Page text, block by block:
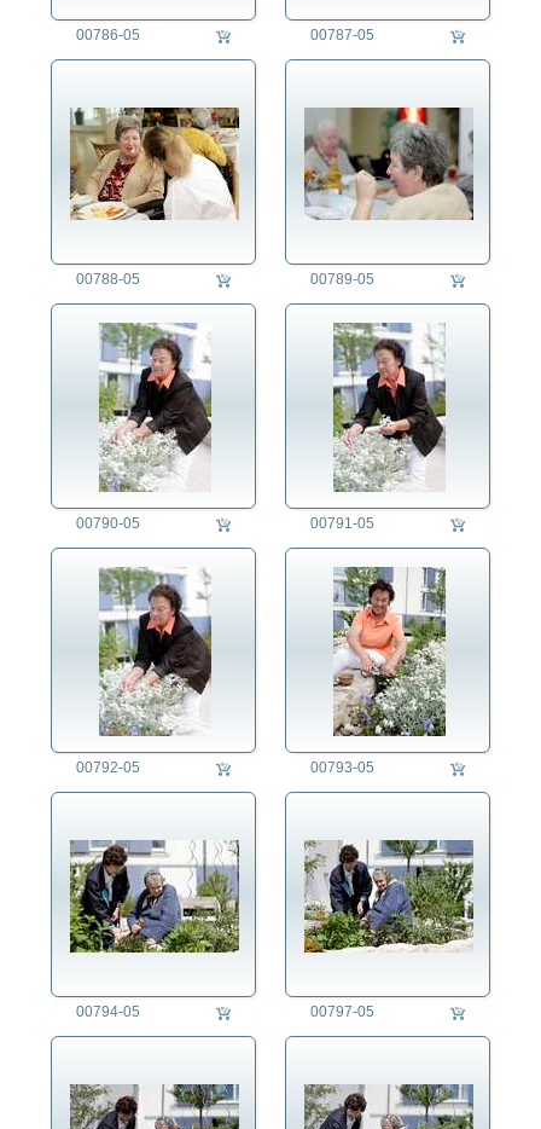
00786-05 00787-05
00788-05 00789-05
00790-05 00791-05
00792-05 00793-05
00794-05 00797-05